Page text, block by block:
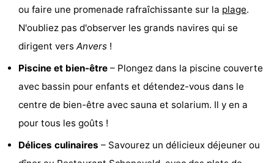
de
Terrains
jeux
-
Aires
jeux
Bowling
Parcours
Centres
ou faire une promenade rafraîchissante sur la plage.
N'oubliez pas d'observer les grands navires qui se
dirigent vers Anvers !
Piscine et bien-être – Plongez dans la piscine couverte
avec bassin pour enfants et détendez-vous dans le
centre de bien-être avec sauna et solarium. Il y en a
pour tous les goûts !
Délices culinaires – Savourez un délicieux déjeuner ou